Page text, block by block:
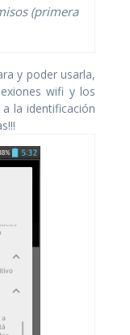
(primera
y poder usarla,
wifi y los
la identificación